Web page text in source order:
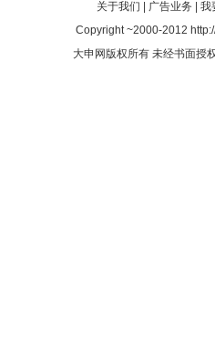
关于我们 广告业务
我
Copyright ~2000-2012
大申网版权所有 未经书面授